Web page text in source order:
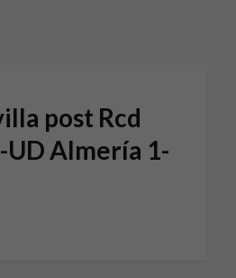
post Rcd
Almería 1-